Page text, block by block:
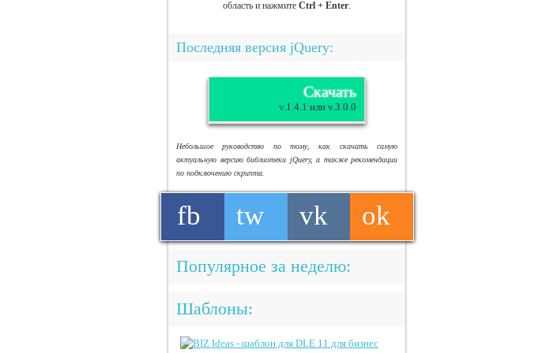
область и нажмите Ctrl + Enter.
Последняя версия jQuery:
Скачать
v.1.4.1 или v.3.0.0
Небольшое руководство по тому, как скачать самую
актуальную версию библиотеки jQuery, а также рекомендации
по подключению скрипта.
fb tw vk ok
Популярное за неделю:
Шаблоны: